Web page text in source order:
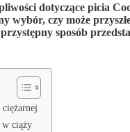
dotyczące picia
wybór, czy może
sposób
w ciąży